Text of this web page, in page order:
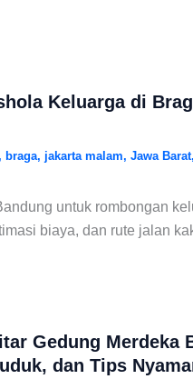
Keluarga di
braga, jakarta malam, Jawa Barat,
untuk rombongan
biaya, dan rute jalan
Gedung Merdeka
dan Tips